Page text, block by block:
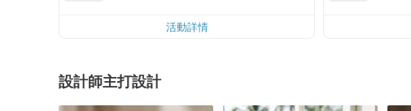
活動詳情
設計師主打設計